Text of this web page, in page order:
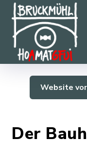
Website
Der